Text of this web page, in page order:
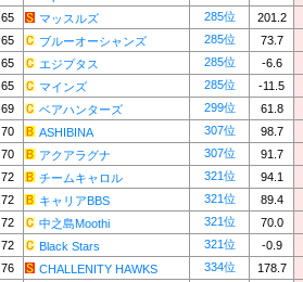
65
マッスルズ 285位
201.2
65
ブルーオーシャンズ 285位
73.7
65
エジプタス 285位
-6.6
65
マインズ 285位
-11.5
69
ベアハンターズ 299位
61.8
70
ASHIBINA 307位
98.7
70
アクアラグナ 307位
91.7
72
チームキャロル 321位
94.1
72
キャリアBBS 321位
89.4
72
中之島Moothi 321位
70.0
72
Black Stars 321位
-0.9
76
CHALLENITY HAWKS 334位
178.7